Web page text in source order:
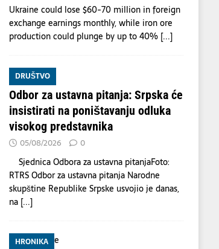
Ukraine could lose $60-70 million in foreign
exchange earnings monthly, while iron ore
production could plunge by up to 40% [...]
DRUŠTVO
Odbor za ustavna pitanja: Srpska će
insistirati na poništavanju odluka
visokog predstavnika
05/08/2026 0
Sjednica Odbora za ustavna pitanjaFoto:
RTRS Odbor za ustavna pitanja Narodne
skupštine Republike Srpske usvojio je danas,
na [...]
HRONIKA